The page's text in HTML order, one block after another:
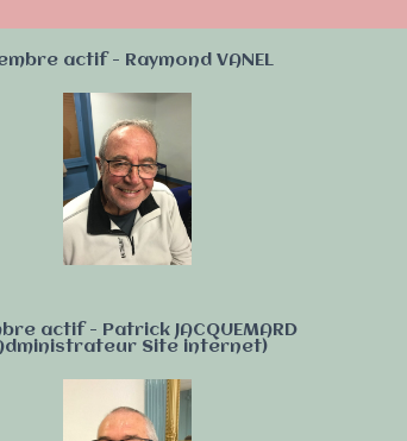
actif - Raymond VANEL
actif - Patrick JACQUEMARD
Site internet)